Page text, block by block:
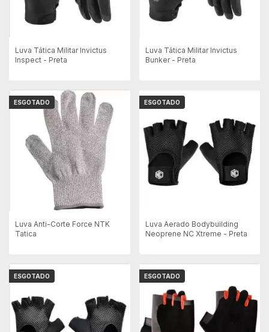
Luva Tática Militar Invictus
Inspect - Preta
Luva Tática Militar Invictus
Bunker - Preta
ESGOTADO
Luva Anti-Corte Force NTK
Tatica
ESGOTADO
Luva Aerado Bodybuilding
Neoprene NC Xtreme - Preta
ESGOTADO ESGOTADO